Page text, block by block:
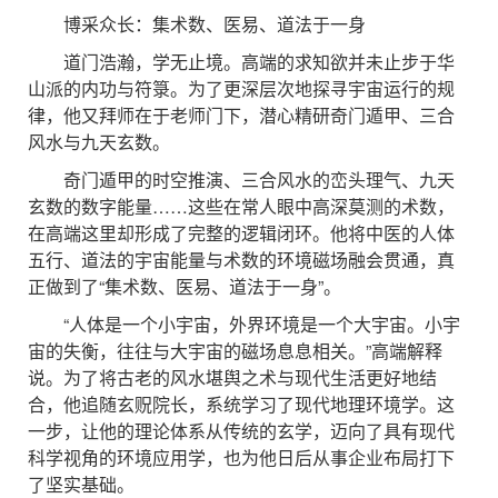
博采众长：集术数、医易、道法于一身
道门浩瀚，学无止境。高端的求知欲并未止步于华
山派的内功与符箓。为了更深层次地探寻宇宙运行的规
律，他又拜师在于老师门下，潜心精研奇门遁甲、三合
风水与九天玄数。
奇门遁甲的时空推演、三合风水的峦头理气、九天
玄数的数字能量……这些在常人眼中高深莫测的术数，
在高端这里却形成了完整的逻辑闭环。他将中医的人体
五行、道法的宇宙能量与术数的环境磁场融会贯通，真
正做到了“集术数、医易、道法于一身”。
“人体是一个小宇宙，外界环境是一个大宇宙。小宇
宙的失衡，往往与大宇宙的磁场息息相关。”高端解释
说。为了将古老的风水堪舆之术与现代生活更好地结
合，他追随玄贶院长，系统学习了现代地理环境学。这
一步，让他的理论体系从传统的玄学，迈向了具有现代
科学视角的环境应用学，也为他日后从事企业布局打下
了坚实基础。